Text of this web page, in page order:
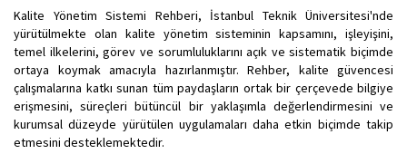
Kalite Yönetim Sistemi Rehberi, İstanbul Teknik Üniversitesi'nde
yürütülmekte olan kalite yönetim sisteminin kapsamını, işleyişini,
temel ilkelerini, görev ve sorumluluklarını açık ve sistematik biçimde
ortaya koymak amacıyla hazırlanmıştır. Rehber, kalite güvencesi
çalışmalarına katkı sunan tüm paydaşların ortak bir çerçevede bilgiye
erişmesini, süreçleri bütüncül bir yaklaşımla değerlendirmesini ve
kurumsal düzeyde yürütülen uygulamaları daha etkin biçimde takip
etmesini desteklemektedir.